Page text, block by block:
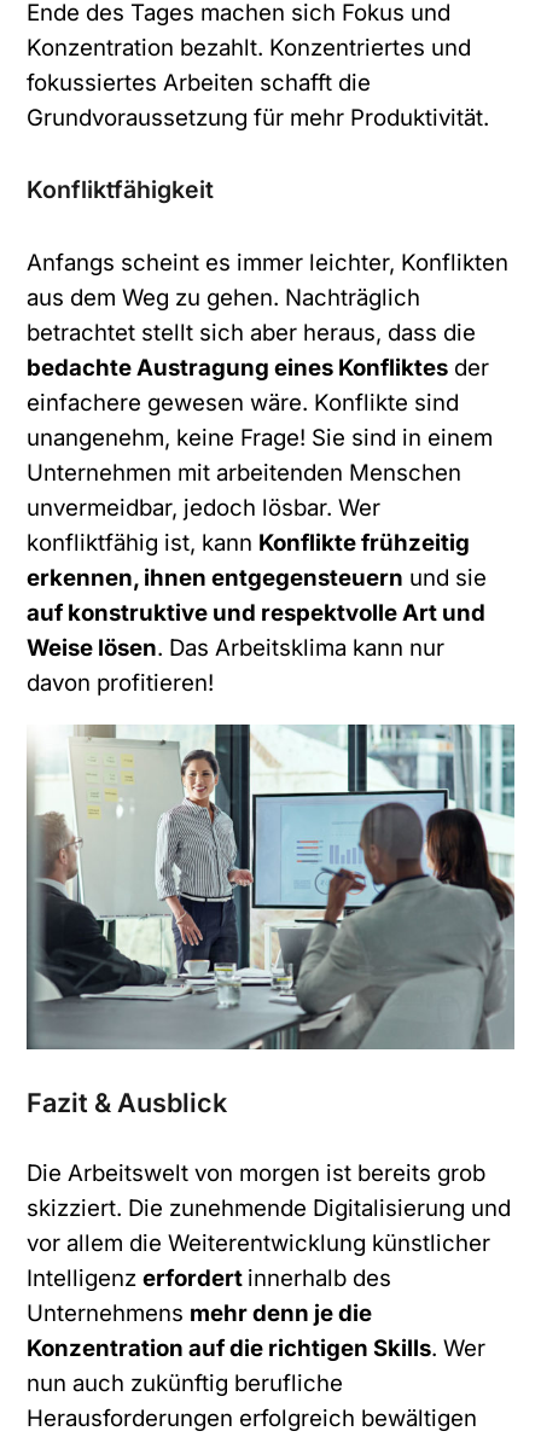
Ende des Tages machen sich Fokus und
Konzentration bezahlt. Konzentriertes und
fokussiertes Arbeiten schafft die
Grundvoraussetzung für mehr Produktivität.
Konfliktfähigkeit
Anfangs scheint es immer leichter, Konflikten
aus dem Weg zu gehen. Nachträglich
betrachtet stellt sich aber heraus, dass die
bedachte Austragung eines Konfliktes der
einfachere gewesen wäre. Konflikte sind
unangenehm, keine Frage! Sie sind in einem
Unternehmen mit arbeitenden Menschen
unvermeidbar, jedoch lösbar. Wer
konfliktfähig ist, kann Konflikte frühzeitig
erkennen, ihnen entgegensteuern und sie
auf konstruktive und respektvolle Art und
Weise lösen. Das Arbeitsklima kann nur
davon profitieren!
Fazit & Ausblick
Die Arbeitswelt von morgen ist bereits grob
skizziert. Die zunehmende Digitalisierung und
vor allem die Weiterentwicklung künstlicher
Intelligenzerfordert innerhalb des
Unternehmens mehr denn je die
Konzentration auf die richtigen Skills. Wer
nun auch zukünftig berufliche
Herausforderungen erfolgreich bewältigen
e
: